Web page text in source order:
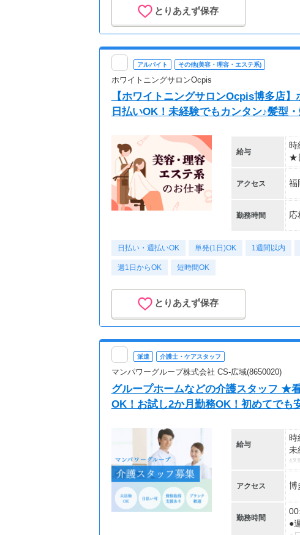
＜
【
※
とりあえず保存
アルバイト その他(美容・理容・エステ系)
ホワイトニングサロンOcpis
【ホワイトニングサロンOcpis博多店
日払いOK！未経験でもカンタン♪髪型
給与
時
★
アクセス 福
勤務時間 応
日払い・週払いOK 単発(1日)OK 1週間以内
週1日からOK 短時間OK
とりあえず保存
派遣 介護士・ケアスタッフ
マンパワーグループ株式会社 CS-広域(8650020)
グループホームなどの介護スタッフ ★
OK！お試し2か月勤務OK！初めてでも
給与
時
未
経
介
アクセス 博
勤務時間
●